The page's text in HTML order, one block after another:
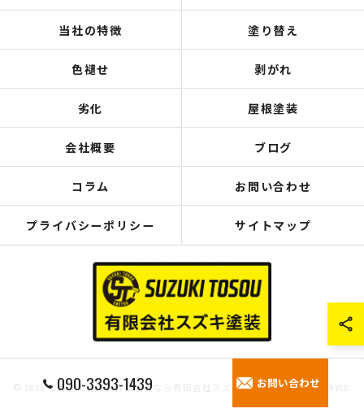
090-3393-1439 お問い合わせ
当社の特徴 塗り替え
色褪せ 剥がれ
劣化 屋根塗装
会社概要 ブログ
コラム お問い合わせ
プライバシーポリシー サイトマップ
© 2026 北海道江別市の外壁塗装なら有限会社スズキ塗装 ALL RIGHTS RESERVED.